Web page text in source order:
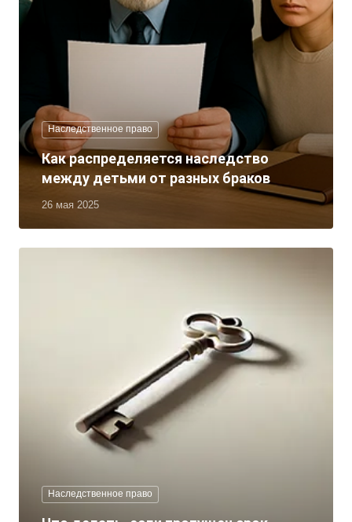
Наследственное право
26 мая 2025
Как распределяется наследство
между детьми от разных браков
Наследственное право